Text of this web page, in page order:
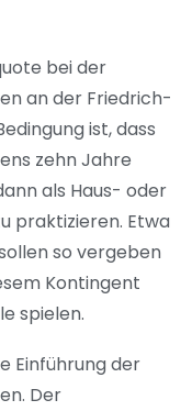
bei der
an der Friedrich-
ist, dass
zehn Jahre
als Haus- oder
praktizieren. Etwa
so vergeben
Kontingent
spielen.
Einführung der
Der